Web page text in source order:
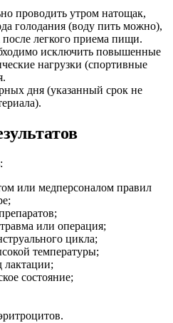
проводить утром натощак,
голодания (воду пить можно),
после легкого приема пищи.
исключить повышенные
нагрузки (спортивные
дня (указанный срок не
или медперсоналом правил
или операция;
цикла;
температуры;
лактации;
состояние;